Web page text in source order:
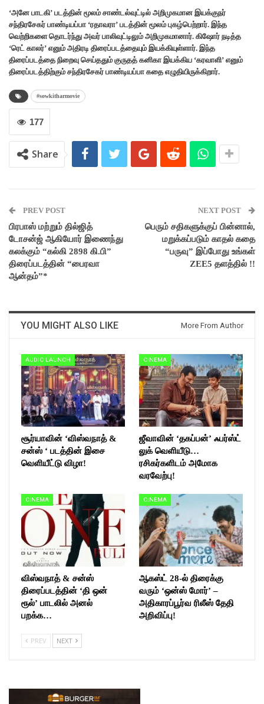
‘அனே பாடகி’ படத்தின் மூலம் சாண்டல்வுட்டில் அறிமுகமான இயக்குநர்
சந்திரசேகர் பாண்டியப்பா ‘ரதாவரா’ படத்தின் மூலம் புகழ்பெற்றார். இந்த
வெற்றிகளை தொடர்ந்து அவர் பாலிவுட்டிலும் அறிமுகமானார். கிஷோர் நடித்த
‘ரெட் காலர்’ எனும் அதிரடி திரைப்படத்தையும் இயக்கியுள்ளார். இந்த
திரைப்படத்தை நிறைவு செய்ததும் குருதத் கனிகா இயக்கிய ‘கரவாளி’ எனும்
திரைப்படத்திற்கும் சந்திரசேகர் பாண்டியப்பா கதை எழுதியிருக்கிறார்.
#sowkitharmovie
177
Share
PREV POST
பிரபாஸ் மற்றும் தில்ஜித்
டோசன்ஜ் ஆகியோர் இணைந்து
கலக்கும் “கல்கி 2898 கி.பி”
திரைப்படத்தின் “பைரவா
ஆன்தம்”*
NEXT POST
பெரும் சதிகளுக்குப் பின்னால்,
மறுக்கப்படும் காதல் கதை
“பருவு” இப்போது உங்கள்
ZEE5 தளத்தில் !!
YOU MIGHT ALSO LIKE More From Author
AUDIO LAUNCH
சூர்யாவின் ‘விஸ்வநாத் &
சன்ஸ் ‘ படத்தின் இசை
வெளியீட்டு விழா!
CINEMA
ஜீவாவின் ‘தகப்பன்’ ஃபர்ஸ்ட்
லுக் வெளியீடு…
ரசிகர்களிடம் அமோக
வரவேற்பு!
CINEMA
விஸ்வநாத் & சன்ஸ்
திரைப்படத்தின் ‘தி ஒன்
ரூல்’ பாடலில் அனல்
பறக்க…
CINEMA
ஆகஸ்ட் 28-ல் திரைக்கு
வரும் ‘ஒன்ஸ் மோர்’ –
அதிகாரப்பூர்வ ரிலீஸ் தேதி
அறிவிப்பு!
PREV NEXT